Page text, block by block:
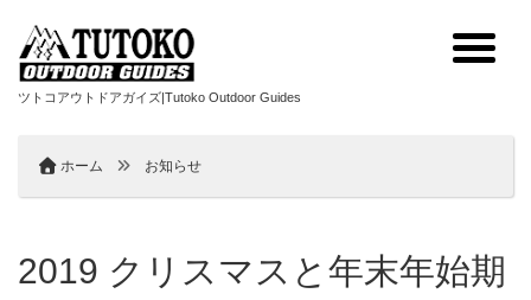
ツトコアウトドアガイズ|Tutoko Outdoor Guides
ホーム お知らせ
2019 クリスマスと年末年始期